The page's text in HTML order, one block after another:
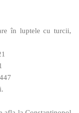
în luptele cu turcii,